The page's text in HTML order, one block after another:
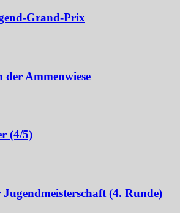
Grand-Prix
der Ammenwiese
(4/5)
(4. Runde)